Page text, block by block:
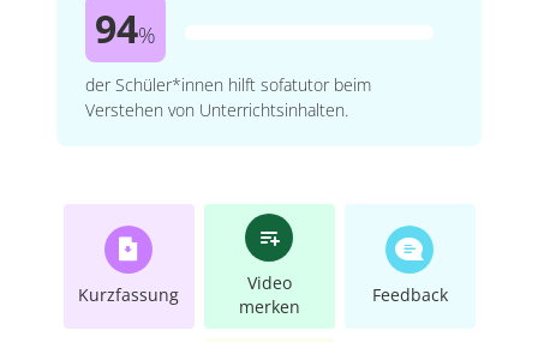
94%
der Schüler*innen hilft sofatutor beim
Verstehen von Unterrichtsinhalten.
Kurzfassung
Video
merken
Feedback